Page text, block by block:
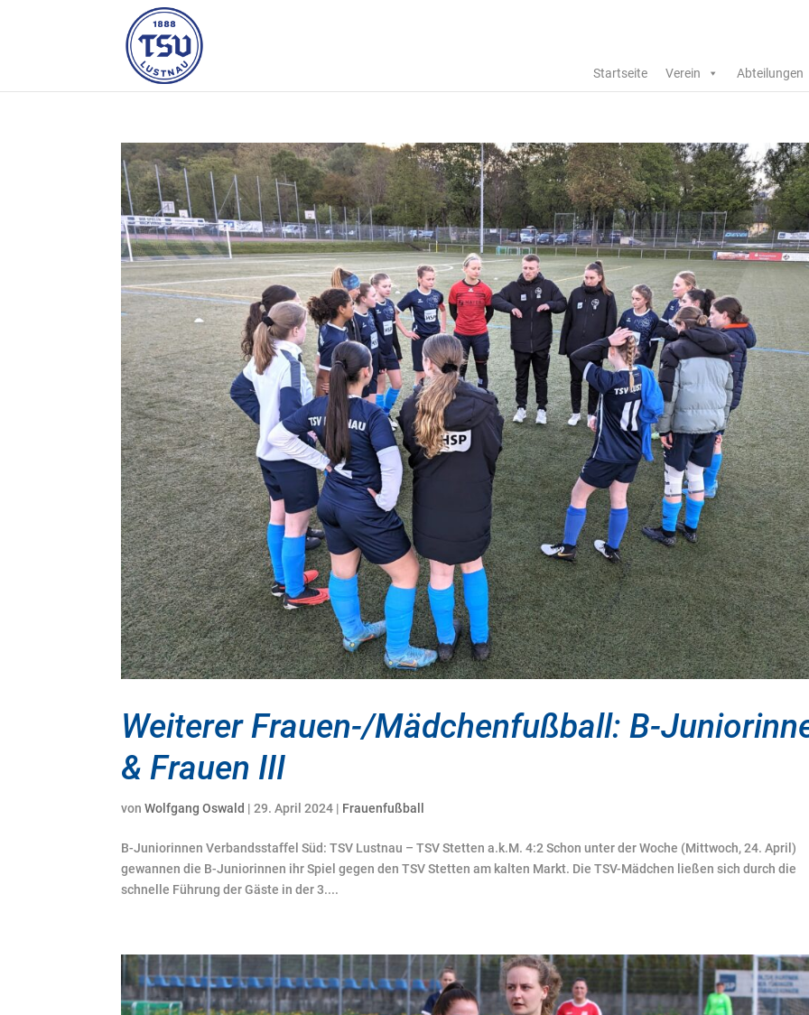
Startseite Verein Abteilungen
Weiterer Frauen-/Mädchenfußball: B-
& Frauen III
vonWolfgang Oswald |29. April 2024 | Frauenfußball
B-Juniorinnen Verbandsstaffel Süd: TSV Lustnau – TSV Stetten a.k.M. 4:2 Schon unter der Woche (Mittwoch, 24. April)
gewannen die B-Juniorinnen ihr Spiel gegen den TSV Stetten am kalten Markt. Die TSV-Mädchen ließen sich durch die
schnelle Führung der Gäste in der 3....